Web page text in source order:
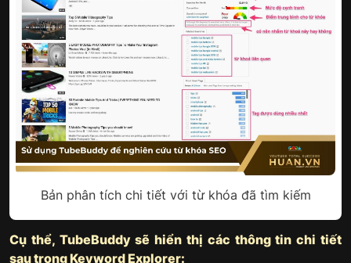
Bản phân tích chi tiết với từ khóa đã tìm kiếm
Cụ thể, TubeBuddy sẽ hiển thị các thông tin chi tiết
sau trong Keyword Explorer: